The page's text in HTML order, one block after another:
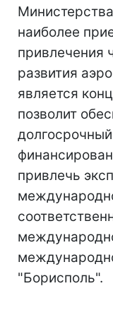
наиболее
привлечения
развития
является
позволит
привлечь
"Борисполь".